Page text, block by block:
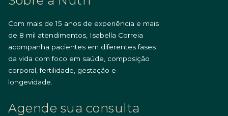
Com mais de 15 anos de experiência e mais
de 8 mil atendimentos, Isabella Correia
acompanha pacientes em diferentes fases
da vida com foco em saúde, composição
corporal, fertilidade, gestação e
longevidade.
Agende sua consulta